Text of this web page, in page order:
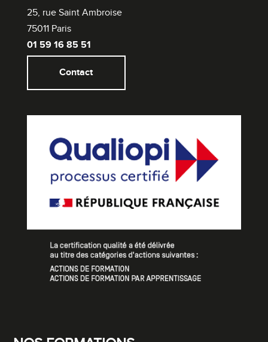
25, rue Saint Ambroise
75011 Paris
01 59 16 85 51
Contact